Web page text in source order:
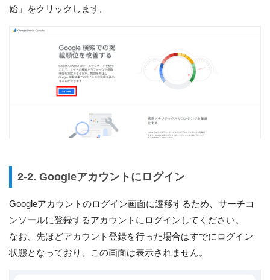
始」をクリックします。
2-2. Googleアカウントにログイン
Googleアカウントのログイン画面に遷移するため、サーチコ
ンソールに登録するアカウントにログインしてください。
なお、先ほどアカウント登録を行った場合はすでにログイン
状態となっており、この画面は表示されません。